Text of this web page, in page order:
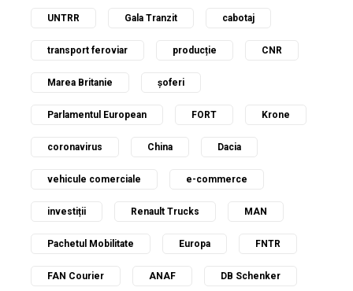
UNTRR Gala Tranzit cabotaj
transport feroviar producție CNR
Marea Britanie șoferi
Parlamentul European FORT Krone
coronavirus China Dacia
vehicule comerciale e-commerce
investiții Renault Trucks MAN
Pachetul Mobilitate Europa FNTR
FAN Courier ANAF DB Schenker